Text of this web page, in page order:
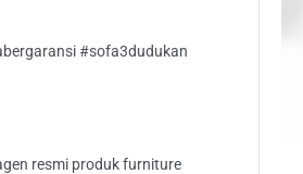
#sofa3dudukan
resmi produk furniture